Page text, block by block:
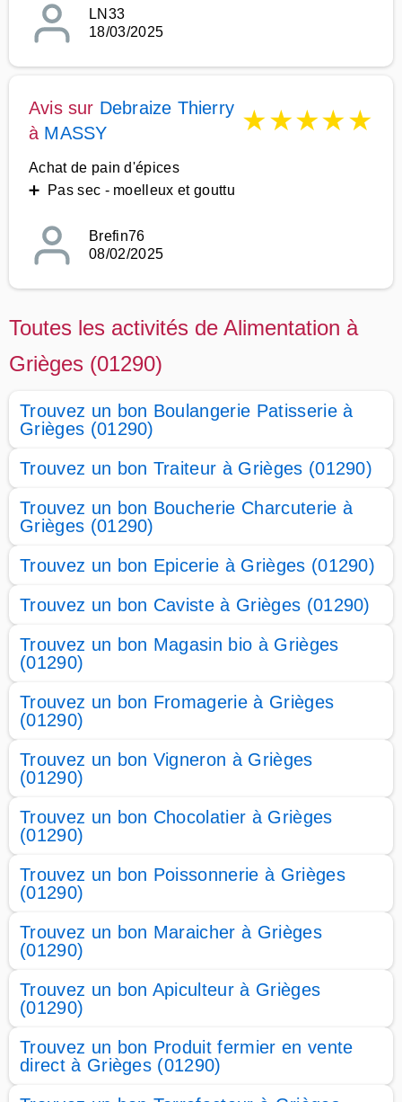
LN33
18/03/2025
Avis sur Debraize Thierry
à MASSY ★★★★★
Achat de pain d'épices
➕ Pas sec - moelleux et gouttu
Brefin76
08/02/2025
Toutes les activités de Alimentation à
Grièges (01290)
Trouvez un bon Boulangerie Patisserie à
Grièges (01290)
Trouvez un bon Traiteur à Grièges (01290)
Trouvez un bon Boucherie Charcuterie à
Grièges (01290)
Trouvez un bon Epicerie à Grièges (01290)
Trouvez un bon Caviste à Grièges (01290)
Trouvez un bon Magasin bio à Grièges
(01290)
Trouvez un bon Fromagerie à Grièges
(01290)
Trouvez un bon Vigneron à Grièges
(01290)
Trouvez un bon Chocolatier à Grièges
(01290)
Trouvez un bon Poissonnerie à Grièges
(01290)
Trouvez un bon Maraicher à Grièges
(01290)
Trouvez un bon Apiculteur à Grièges
(01290)
Trouvez un bon Produit fermier en vente
direct à Grièges (01290)